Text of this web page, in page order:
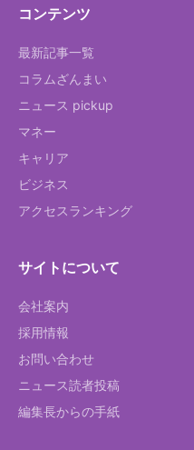
コンテンツ
最新記事一覧
コラムざんまい
ニュース pickup
マネー
キャリア
ビジネス
アクセスランキング
サイトについて
会社案内
採用情報
お問い合わせ
ニュース読者投稿
編集長からの手紙